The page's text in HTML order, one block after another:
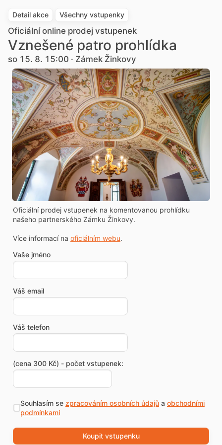
Detail akce Všechny vstupenky
Oficiální online prodej vstupenek
Vznešené patro prohlídka
so 15. 8. 15:00 · Zámek Žinkovy
Oficiální prodej vstupenek na komentovanou prohlídku
našeho partnerského Zámku Žinkovy.
Více informací na oficiálním webu.
Vaše jméno
Váš email
Váš telefon
(cena 300 Kč) - počet vstupenek:
Souhlasím se zpracováním osobních údajůa obchodními
podmínkami
Koupit vstupenku